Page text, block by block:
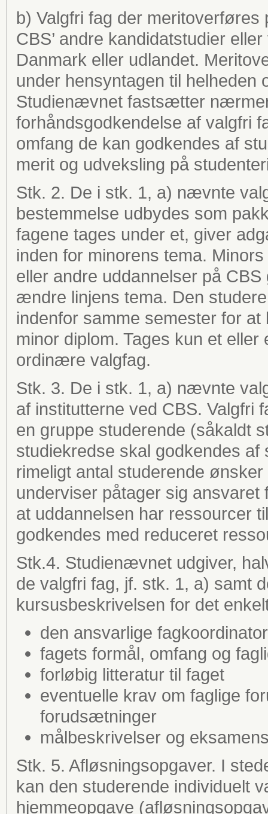
b) Valgfri fag der
CBS’ andre kandidatstudier
Danmark eller udlandet.
under hensyntagen til helheden
Studienævnet fastsætter
forhåndsgodkendelse af valgfri
omfang de kan godkendes af
merit og udveksling på
Stk. 2. De i stk. 1, a) nævnte
bestemmelse udbydes som
fagene tages under et, giver
inden for minorens tema.
eller andre uddannelser på
ændre linjens tema. Den
indenfor samme semester for
minor diplom. Tages kun et
ordinære valgfag.
Stk. 3. De i stk. 1, a) nævnte
af institutterne ved CBS. Valgfri
en gruppe studerende (såkaldt
studiekredse skal godkendes
rimeligt antal studerende
underviser påtager sig
at uddannelsen har ressourcer
godkendes med reduceret
Stk.4. Studienævnet udgiver,
de valgfri fag, jf. stk. 1, a) samt
kursusbeskrivelsen for det
den ansvarlige
fagets formål, omfang og
forløbig litteratur til faget
eventuelle krav om faglige
forudsætninger
målbeskrivelser og
Stk. 5. Afløsningsopgaver. I
kan den studerende individuelt
hjemmeopgave